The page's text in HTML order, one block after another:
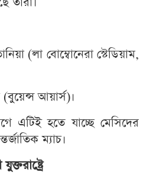
(লা বোম্বোনেরা স্টেডিয়াম,
(বুয়েন্স আয়ার্স)।
এটিই হতে যাচ্ছে মেসিদের
ম্যাচ।